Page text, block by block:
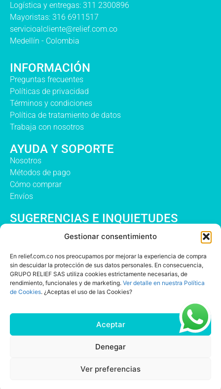
Gestionar consentimiento
En relief.com.co nos preocupamos por mejorar la experiencia de compra
sin descuidar la protección de sus datos personales. En consecuencia,
GRUPO RELIEF SAS utiliza cookies estrictamente necesarias, de
rendimiento, funcionales y de marketing. Ver detalle en nuestra Política
de Cookies. ¿Aceptas el uso de las Cookies?
Aceptar
Denegar
Ver preferencias
Logística y entregas: 311 2300896
Mayoristas: 316 6911517
servicioalcliente@relief.com.co
Medellín - Colombia
INFORMACIÓN
Preguntas frecuentes
Políticas de privacidad
Términos y condiciones
Política de tratamiento de datos
Trabaja con nosotros
AYUDA Y SOPORTE
Nosotros
Métodos de pago
Cómo comprar
Envíos
SUGERENCIAS E INQUIETUDES
Acepto la política de privacidad de Relief